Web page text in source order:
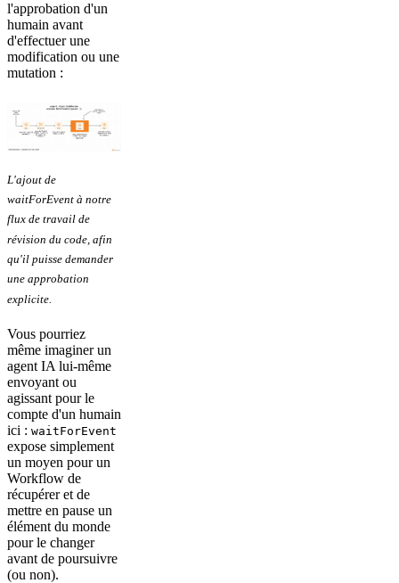
l'approbation d'un
humain avant
d'effectuer une
modification ou une
mutation :
L'ajout de
waitForEvent à notre
flux de travail de
révision du code, afin
qu'il puisse demander
une approbation
explicite.
Vous pourriez
même imaginer un
agent IA lui-même
envoyant ou
agissant pour le
compte d'un humain
ici : waitForEvent
expose simplement
un moyen pour un
Workflow de
récupérer et de
mettre en pause un
élément du monde
pour le changer
avant de poursuivre
(ou non).